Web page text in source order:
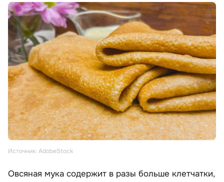
Источник: AdobeStock
Овсяная мука содержит в разы больше клетчатки,